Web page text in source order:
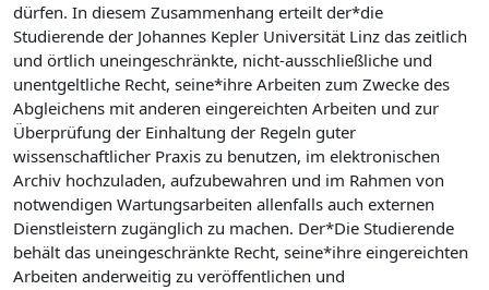
dürfen. In diesem Zusammenhang erteilt der*die
Studierende der Johannes Kepler Universität Linz das zeitlich
und örtlich uneingeschränkte, nicht-ausschließliche und
unentgeltliche Recht, seine*ihre Arbeiten zum Zwecke des
Abgleichens mit anderen eingereichten Arbeiten und zur
Überprüfung der Einhaltung der Regeln guter
wissenschaftlicher Praxis zu benutzen, im elektronischen
Archiv hochzuladen, aufzubewahren und im Rahmen von
notwendigen Wartungsarbeiten allenfalls auch externen
Dienstleistern zugänglich zu machen. Der*Die Studierende
behält das uneingeschränkte Recht, seine*ihre eingereichten
Arbeiten anderweitig zu veröffentlichen und